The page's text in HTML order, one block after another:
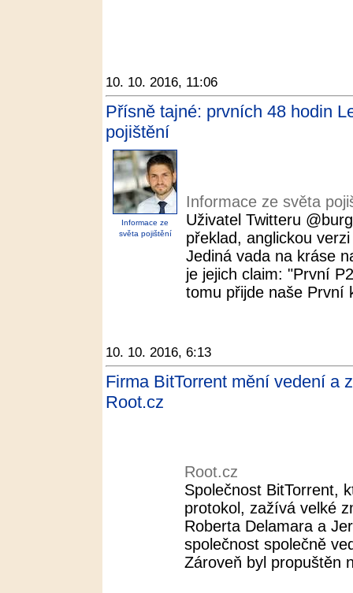
10. 10. 2016, 11:06
Přísně tajné: prvních 48 hodin
pojištění
Informace ze
světa pojištění
Informace ze světa
Uživatel Twitteru
překlad, anglickou
Jediná vada na kráse
je jejich claim: "První
tomu přijde naše První
10. 10. 2016, 6:13
Firma BitTorrent mění vedení a
Root.cz
Root.cz
Společnost BitTorrent,
protokol, zažívá velké
Roberta Delamara a
společnost společně
Zároveň byl propuštěn